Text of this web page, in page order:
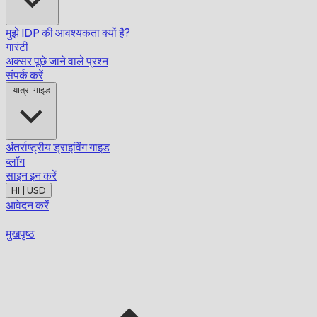
मुझे IDP की आवश्यकता क्यों है?
गारंटी
अक्सर पूछे जाने वाले प्रश्न
संपर्क करें
यात्रा गाइड
अंतर्राष्ट्रीय ड्राइविंग गाइड
ब्लॉग
साइन इन करें
HI | USD
आवेदन करें
मुखपृष्ठ